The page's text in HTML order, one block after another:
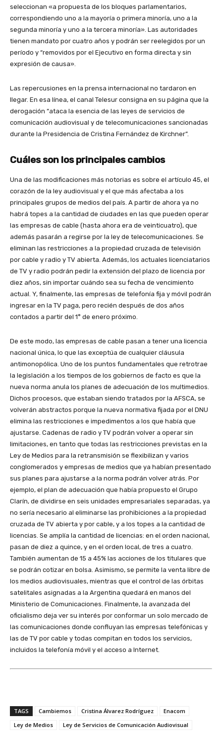
seleccionan «a propuesta de los bloques parlamentarios,
correspondiendo uno a la mayoría o primera minoría, uno a la
segunda minoría y uno a la tercera minoría». Las autoridades
tienen mandato por cuatro años y podrán ser reelegidos por un
período y “removidos por el Ejecutivo en forma directa y sin
expresión de causa».
Las repercusiones en la prensa internacional no tardaron en
llegar. En esa línea, el canal Telesur consigna en su página que la
derogación “ataca la esencia de las leyes de servicios de
comunicación audiovisual y de telecomunicaciones sancionadas
durante la Presidencia de Cristina Fernández de Kirchner”.
Cuáles son los principales cambios
Una de las modificaciones más notorias es sobre el artículo 45, el
corazón de la ley audiovisual y el que más afectaba a los
principales grupos de medios del país. A partir de ahora ya no
habrá topes a la cantidad de ciudades en las que pueden operar
las empresas de cable (hasta ahora era de veinticuatro), que
además pasarán a regirse por la ley de telecomunicaciones. Se
eliminan las restricciones a la propiedad cruzada de televisión
por cable y radio y TV abierta. Además, los actuales licenciatarios
de TV y radio podrán pedir la extensión del plazo de licencia por
diez años, sin importar cuándo sea su fecha de vencimiento
actual. Y, finalmente, las empresas de telefonía fija y móvil podrán
ingresar en la TV paga, pero recién después de dos años
contados a partir del 1° de enero próximo.
De este modo, las empresas de cable pasan a tener una licencia
nacional única, lo que las exceptúa de cualquier cláusula
antimonopólica. Uno de los puntos fundamentales que retrotrae
la legislación a los tiempos de los gobiernos de facto es que la
nueva norma anula los planes de adecuación de los multimedios.
Dichos procesos, que estaban siendo tratados por la AFSCA, se
volverán abstractos porque la nueva normativa fijada por el DNU
elimina las restricciones e impedimentos a los que había que
ajustarse. Cadenas de radio y TV podrán volver a operar sin
limitaciones, en tanto que todas las restricciones previstas en la
Ley de Medios para la retransmisión se flexibilizan y varios
conglomerados y empresas de medios que ya habían presentado
sus planes para ajustarse a la norma podrán volver atrás. Por
ejemplo, el plan de adecuación que había propuesto el Grupo
Clarín, de dividirse en seis unidades empresariales separadas, ya
no sería necesario al eliminarse las prohibiciones a la propiedad
cruzada de TV abierta y por cable, y a los topes a la cantidad de
licencias. Se amplía la cantidad de licencias: en el orden nacional,
pasan de diez a quince, y en el orden local, de tres a cuatro.
También aumentan de 15 a 45% las acciones de los titulares que
se podrán cotizar en bolsa. Asimismo, se permite la venta libre de
los medios audiovisuales, mientras que el control de las órbitas
satelitales asignadas a la Argentina quedará en manos del
Ministerio de Comunicaciones. Finalmente, la avanzada del
oficialismo deja ver su interés por conformar un solo mercado de
las comunicaciones donde confluyan las empresas telefónicas y
las de TV por cable y todas compitan en todos los servicios,
incluidos la telefonía móvil y el acceso a Internet.
TAGS Cambiemos Cristina Álvarez Rodríguez
Enacom
Ley de Medios
Ley de Servicios de Comunicación Audiovisual